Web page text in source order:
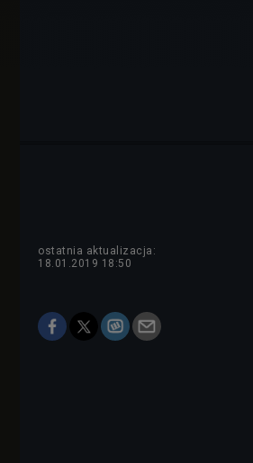
ostatnia aktualizacja:
18.01.2019 18:50